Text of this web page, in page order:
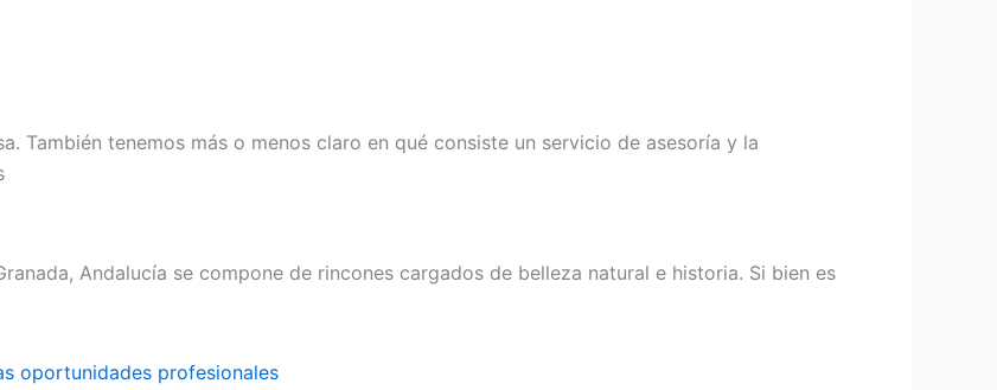
También tenemos más o menos claro en qué consiste un servicio de asesoría y la
Andalucía se compone de rincones cargados de belleza natural e historia. Si bien es
oportunidades profesionales